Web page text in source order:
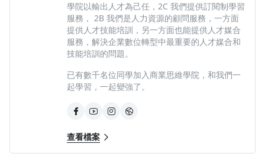
授課老師｜蔡伊芳 Evonne
資深產品人。財金背景，經歷橫跨外商跨國公司、本土品牌領導
從0到1探索需求、設計、執行，最終佔公司1/3以上營收，也曾
從1到100，經營新產品跨國市場商業機會與通路，在北亞市場
達到連續兩年業績翻倍目標。負責產品橫跨 B2C 、 C2C 、軟
學院以輸出人才為己任，2C 我們提供訂閱制學習
服務， 2B 我們是人力資源的顧問服務，一方面
提供人才技能培訓，另一方面也能提供人才媒合
服務，解決企業數位轉型中最重要的人才媒合和
技能培訓的問題。
已有數千名位同學加入商業思維學院，和我們一
起學習，一起變強了。
查看檔案